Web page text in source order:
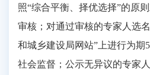
照“综合平衡、择优选择”的原
审核；对通过审核的专家人选
和城乡建设局网站”上进行为期
社会监督；公示无异议的专家